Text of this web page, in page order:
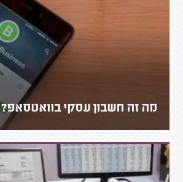
מה זה חשבון עסקי בוואטסאפ?